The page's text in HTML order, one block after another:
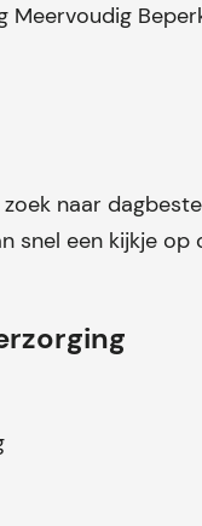
Meervoudig
zoek naar
snel een kijkje op